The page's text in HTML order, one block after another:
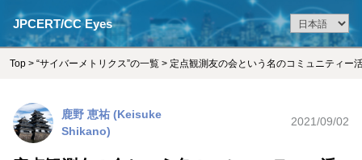
JPCERT/CC Eyes
Top > “サイバーメトリクス”の一覧 > 定点観測友の会という名のコミュニティー
鹿野 恵祐 (Keisuke
Shikano)
2021/09/02